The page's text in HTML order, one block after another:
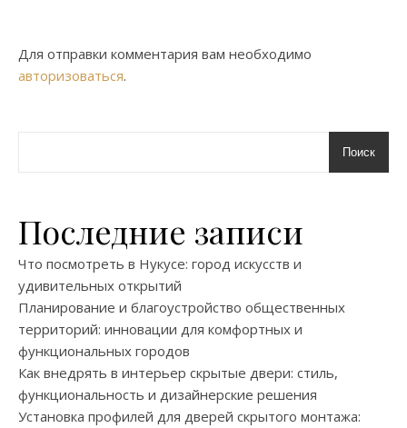
Для отправки комментария вам необходимо
авторизоваться.
Поиск
Последние записи
Что посмотреть в Нукусе: город искусств и
удивительных открытий
Планирование и благоустройство общественных
территорий: инновации для комфортных и
функциональных городов
Как внедрять в интерьер скрытые двери: стиль,
функциональность и дизайнерские решения
Установка профилей для дверей скрытого монтажа: